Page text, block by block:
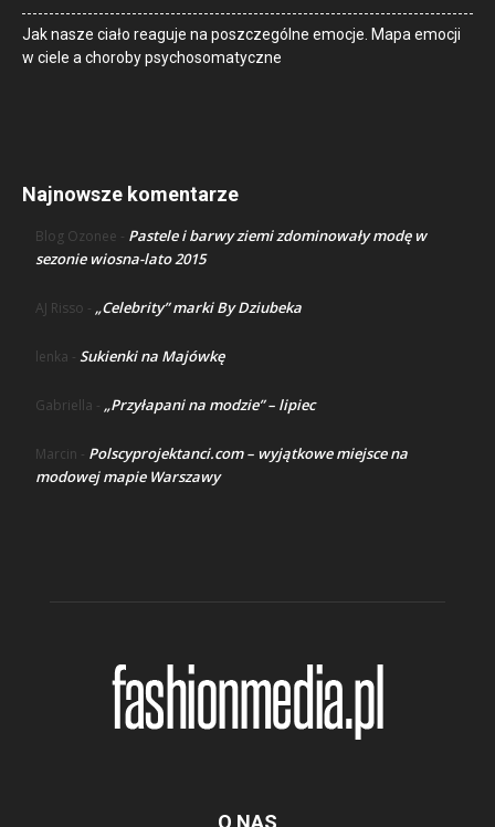
Jak nasze ciało reaguje na poszczególne emocje. Mapa emocji
w ciele a choroby psychosomatyczne
Najnowsze komentarze
Blog Ozonee - Pastele i barwy ziemi zdominowały modę w
sezonie wiosna-lato 2015
AJ Risso - „Celebrity” marki By Dziubeka
lenka - Sukienki na Majówkę
Gabriella - „Przyłapani na modzie” – lipiec
Marcin - Polscyprojektanci.com – wyjątkowe miejsce na
modowej mapie Warszawy